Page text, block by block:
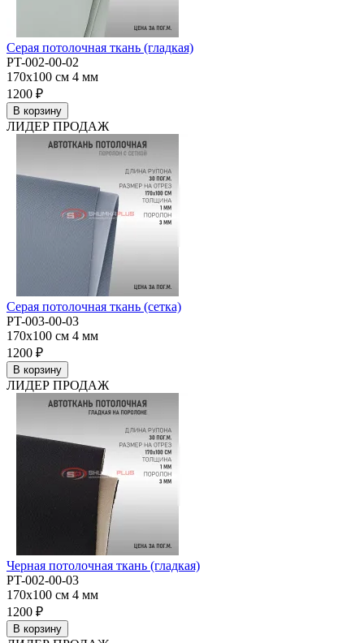
Серая потолочная ткань (гладкая)
PT-002-00-02
170x100 см 4 мм
1200 ₽
В корзину
ЛИДЕР ПРОДАЖ
Серая потолочная ткань (сетка)
PT-003-00-03
170x100 см 4 мм
1200 ₽
В корзину
ЛИДЕР ПРОДАЖ
Черная потолочная ткань (гладкая)
PT-002-00-03
170x100 см 4 мм
1200 ₽
В корзину